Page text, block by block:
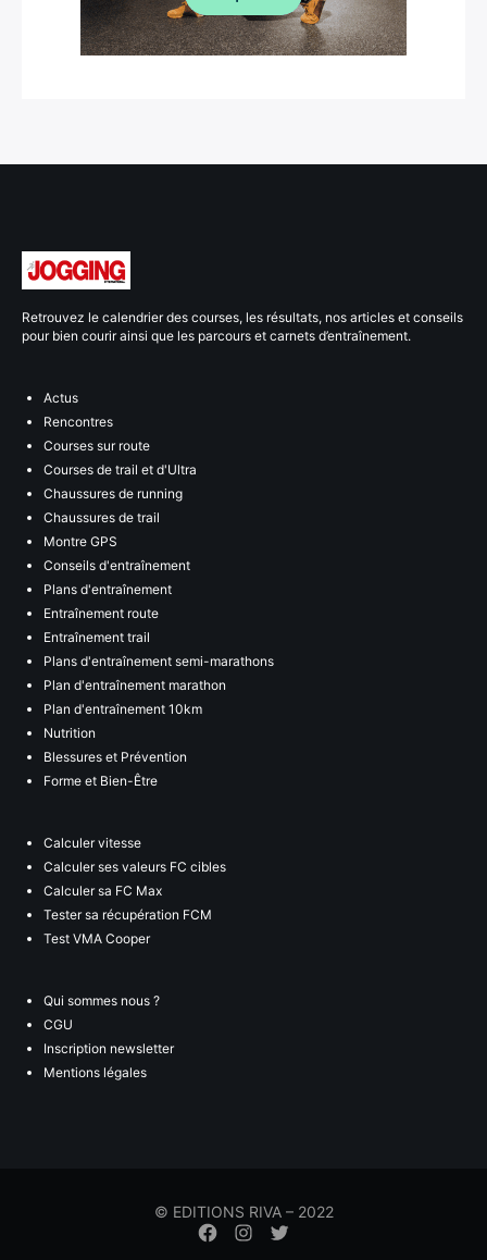
Retrouvez le calendrier des courses, les résultats, nos articles et conseils
pour bien courir ainsi que les parcours et carnets d’entraînement.
Actus
Rencontres
Courses sur route
Courses de trail et d'Ultra
Chaussures de running
Chaussures de trail
Montre GPS
Conseils d'entraînement
Plans d'entraînement
Entraînement route
Entraînement trail
Plans d'entraînement semi-marathons
Plan d'entraînement marathon
Plan d'entraînement 10km
Nutrition
Blessures et Prévention
Forme et Bien-Être
Calculer vitesse
Calculer ses valeurs FC cibles
Calculer sa FC Max
Tester sa récupération FCM
Test VMA Cooper
Qui sommes nous ?
CGU
Inscription newsletter
Mentions légales
© EDITIONS RIVA – 2022
Élément